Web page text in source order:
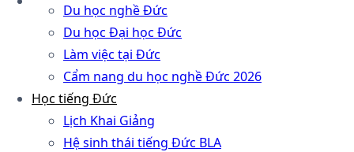
Du học nghề Đức
Du học Đại học Đức
Làm việc tại Đức
Cẩm nang du học nghề Đức 2026
Học tiếng Đức
Lịch Khai Giảng
Hệ sinh thái tiếng Đức BLA